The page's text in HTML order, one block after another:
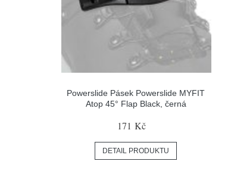
Powerslide Pásek Powerslide MYFIT
Atop 45° Flap Black, černá
171 Kč
DETAIL PRODUKTU